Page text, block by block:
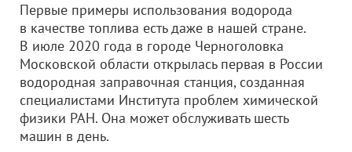
Первые примеры использования водорода
в качестве топлива есть даже в нашей стране.
В июле 2020 года в городе Черноголовка
Московской области открылась первая в России
водородная заправочная станция, созданная
специалистами Института проблем химической
физики РАН. Она может обслуживать шесть
машин в день.